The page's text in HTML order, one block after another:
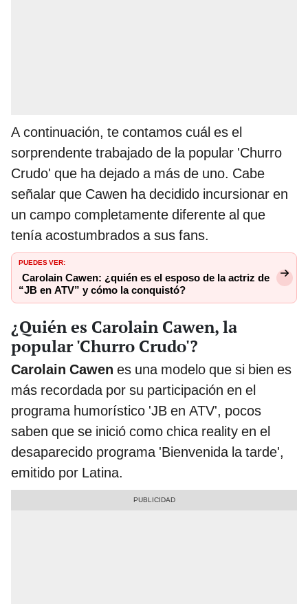
A continuación, te contamos cuál es el
sorprendente trabajado de la popular 'Churro
Crudo' que ha dejado a más de uno. Cabe
señalar que Cawen ha decidido incursionar en
un campo completamente diferente al que
tenía acostumbrados a sus fans.
PUEDES VER:
Carolain Cawen: ¿quién es el esposo de la actriz de
“JB en ATV” y cómo la conquistó?
¿Quién es Carolain Cawen, la
popular 'Churro Crudo'?
Carolain Cawen es una modelo que si bien es
más recordada por su participación en el
programa humorístico 'JB en ATV', pocos
saben que se inició como chica reality en el
desaparecido programa 'Bienvenida la tarde',
emitido por Latina.